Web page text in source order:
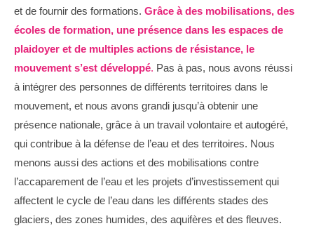
et de fournir des formations. Grâce à des mobilisations, des
écoles de formation, une présence dans les espaces de
plaidoyer et de multiples actions de résistance, le
mouvement s’est développé. Pas à pas, nous avons réussi
à intégrer des personnes de différents territoires dans le
mouvement, et nous avons grandi jusqu’à obtenir une
présence nationale, grâce à un travail volontaire et autogéré,
qui contribue à la défense de l’eau et des territoires. Nous
menons aussi des actions et des mobilisations contre
l’accaparement de l’eau et les projets d’investissement qui
affectent le cycle de l’eau dans les différents stades des
glaciers, des zones humides, des aquifères et des fleuves.